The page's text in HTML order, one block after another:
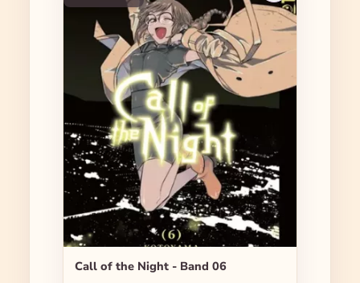
Call of the Night - Band 06